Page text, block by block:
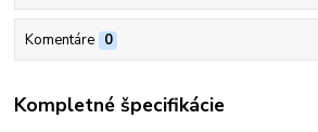
Komentáre 0
Kompletné špecifikácie